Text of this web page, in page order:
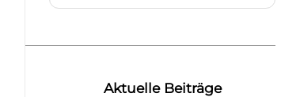
Aktuelle Beiträge